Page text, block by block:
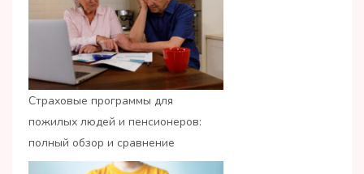
Страховые программы для
пожилых людей и пенсионеров:
полный обзор и сравнение